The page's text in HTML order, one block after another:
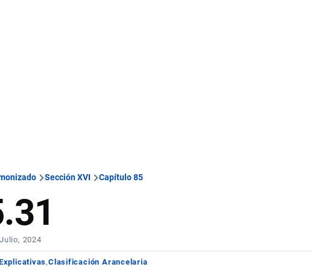
Sección XVI Capítulo 85
2024
Clasificación Arancelaria